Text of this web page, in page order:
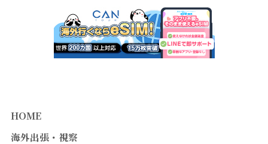
HOME
海外出張・視察